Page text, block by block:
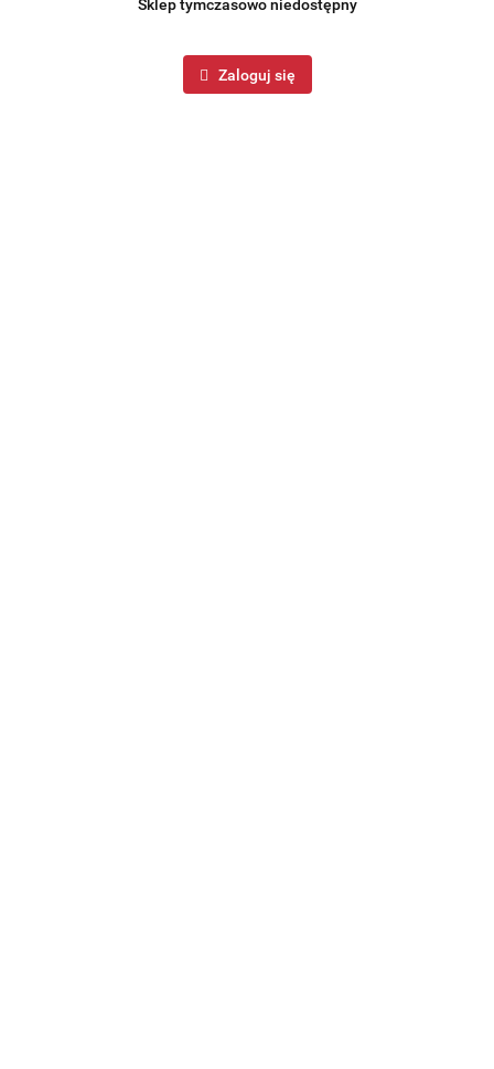
Sklep tymczasowo niedostępny
Zaloguj się